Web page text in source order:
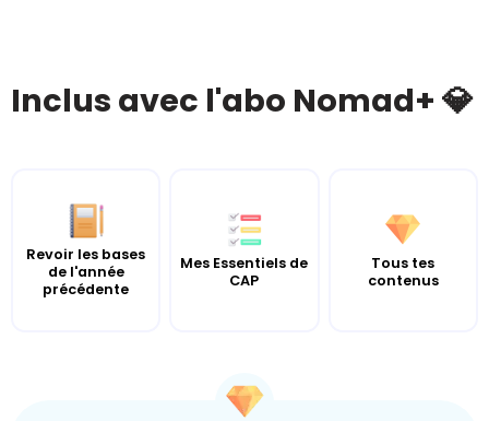
Inclus avec l'abo Nomad+ 💎
Revoir les bases
de l'année
précédente
Mes Essentiels de
CAP
Tous tes
contenus